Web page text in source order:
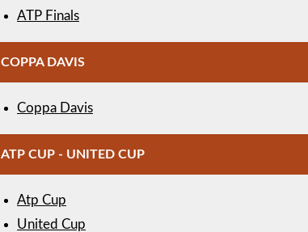
ATP Finals
COPPA DAVIS
Coppa Davis
ATP CUP - UNITED CUP
Atp Cup
United Cup